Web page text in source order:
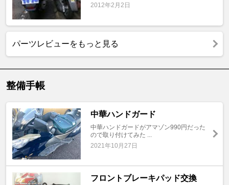
2012年2月2日
パーツレビューをもっと見る
整備手帳
中華ハンドガード
中華ハンドガードがアマゾン990円だった
ので取り付けてみた ...
2021年10月27日
フロントブレーキパッド交換